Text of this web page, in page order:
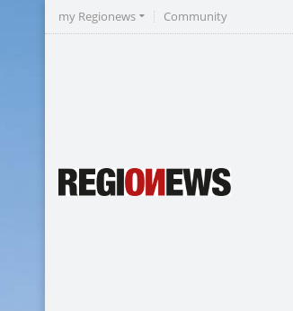
my Regionews Community